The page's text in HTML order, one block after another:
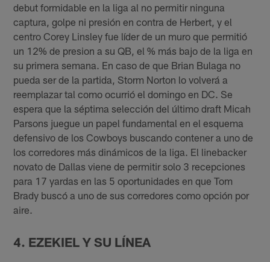
debut formidable en la liga al no permitir ninguna
captura, golpe ni presión en contra de Herbert, y el
centro Corey Linsley fue líder de un muro que permitió
un 12% de presion a su QB, el % más bajo de la liga en
su primera semana. En caso de que Brian Bulaga no
pueda ser de la partida, Storm Norton lo volverá a
reemplazar tal como ocurrió el domingo en DC. Se
espera que la séptima selección del último draft Micah
Parsons juegue un papel fundamental en el esquema
defensivo de los Cowboys buscando contener a uno de
los corredores más dinámicos de la liga. El linebacker
novato de Dallas viene de permitir solo 3 recepciones
para 17 yardas en las 5 oportunidades en que Tom
Brady buscó a uno de sus corredores como opción por
aire.
4. EZEKIEL Y SU LÍNEA